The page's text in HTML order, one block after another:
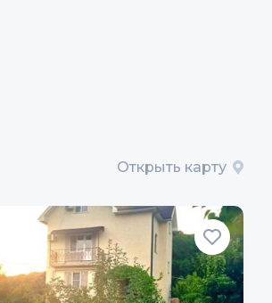
Открыть карту